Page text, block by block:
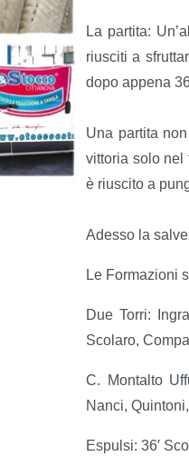
La partita:
riusciti a
dopo appena
Una partita
vittoria solo nel
è riuscito a
Adesso la
Le Formazioni
Due Torri:
Scolaro,
C. Montalto
Nanci,
Espulsi: 36′